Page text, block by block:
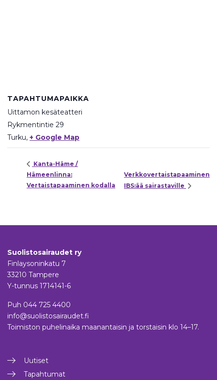
TAPAHTUMAPAIKKA
Uittamon kesäteatteri
Rykmentintie 29
Turku, + Google Map
Kanta-Häme /
Hämeenlinna:
Vertaistapaaminen kodalla
Verkkovertaistapaaminen
IBS:ää sairastaville
Suolistosairaudet ry
Finlaysoninkatu 7
33210 Tampere
Y-tunnus 1714141-6
Puh 044 725 4400
info@suolistosairaudet.fi
Toimiston puhelinaika maanantaisin ja torstaisin klo 14–17.
Uutiset
Tapahtumat